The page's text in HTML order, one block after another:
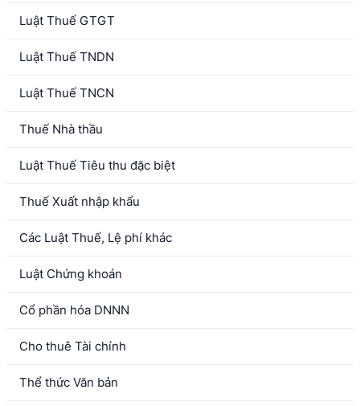
Luật Thuế GTGT
Luật Thuế TNDN
Luật Thuế TNCN
Thuế Nhà thầu
Luật Thuế Tiêu thu đặc biệt
Thuế Xuất nhập khẩu
Các Luật Thuế, Lệ phí khác
Luật Chứng khoán
Cổ phần hóa DNNN
Cho thuê Tài chính
Thể thức Văn bản